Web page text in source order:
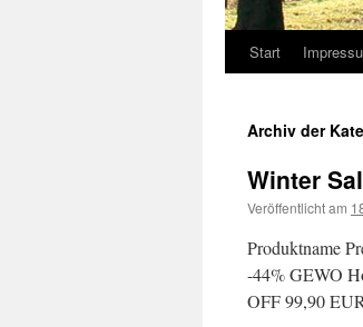
Start
Archiv der
Winter
Veröffentlicht am
Produktname
-44% GEWO
OFF 99,90